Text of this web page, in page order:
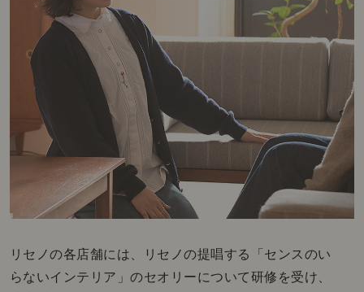
リセノの各店舗には、リセノの提唱する「センスのい
らないインテリア」のセオリーについて研修を受け、